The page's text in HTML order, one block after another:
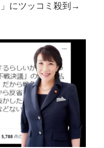
にツッコミ殺到→